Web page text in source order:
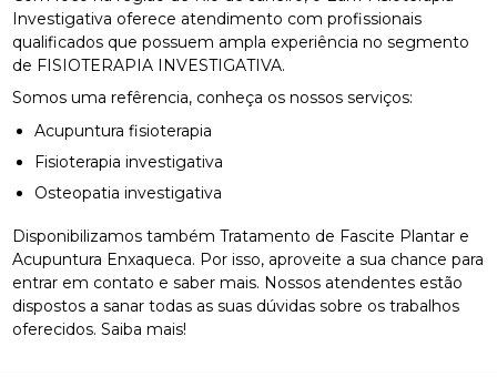
Investigativa oferece atendimento com profissionais
qualificados que possuem ampla experiência no segmento
de FISIOTERAPIA INVESTIGATIVA.
Somos uma refêrencia, conheça os nossos serviços:
Acupuntura fisioterapia
Fisioterapia investigativa
Osteopatia investigativa
Disponibilizamos também Tratamento de Fascite Plantar e
Acupuntura Enxaqueca. Por isso, aproveite a sua chance para
entrar em contato e saber mais. Nossos atendentes estão
dispostos a sanar todas as suas dúvidas sobre os trabalhos
oferecidos. Saiba mais!